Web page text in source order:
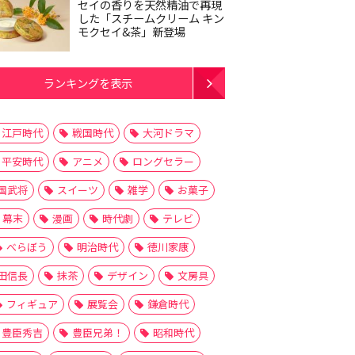
セイの香りを天然精油で再現
した「スチームクリーム キン
モクセイ&茶」新登場
ランキングを表示
江戸時代 戦国時代
大河ドラマ
平安時代
アニメ
ロングセラー
武将
スイーツ 雑学
お菓子
幕末
漫画 時代劇
テレビ
べらぼう
明治時代
徳川家康
信長
抹茶 デザイン
文房具
フィギュア
展覧会
鎌倉時代
豊臣秀吉
豊臣兄弟！
昭和時代